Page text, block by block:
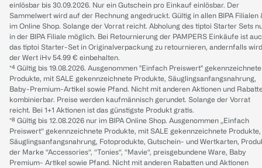
einlösbar bis 30.09.2026. Nur ein Gutschein pro Einkauf einlösbar. Der
Sammelwert wird auf der Rechnung angedruckt. Gültig in allen BIPA Filialen
im Online Shop. Solange der Vorrat reicht. Abholung des tiptoi Starter Sets
in der BIPA Filiale möglich. Bei Retournierung der PAMPERS Einkäufe ist
das tiptoi Starter-Set in Originalverpackung zu retournieren, andernfalls wird
der Wert iHv 54.99 € einbehalten.
*⁴ Gültig bis 19.08.2026. Ausgenommen "Einfach Preiswert" gekennzeichnete
Produkte, mit SALE gekennzeichnete Produkte, Säuglingsanfangsnahrung,
Baby-Premium-Artikel sowie Pfand. Nicht mit anderen Aktionen und
kombinierbar. Preise werden kaufmännisch gerundet. Solange der Vorrat
reicht. Bei 1+1 Aktionen ist das günstigste Produkt gratis.
*⁸ Gültig bis 12.08.2026 nur im BIPA Online Shop. Ausgenommen „Einfach
Preiswert“ gekennzeichnete Produkte, mit SALE gekennzeichnete Produkte,
Säuglingsanfangsnahrung, Fotoprodukte, Gutschein- und Wertkarten,
der Marke “Accessories“, “Tonies“, “Mavie“, preisgebundene Ware, Baby
Premium- Artikel sowie Pfand. Nicht mit anderen Rabatten und Aktionen